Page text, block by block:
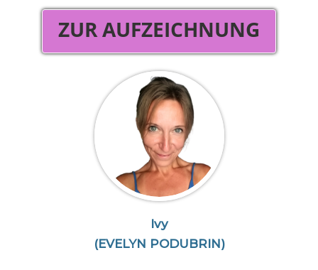
ZUR AUFZEICHNUNG
Ivy
(EVELYN PODUBRIN)